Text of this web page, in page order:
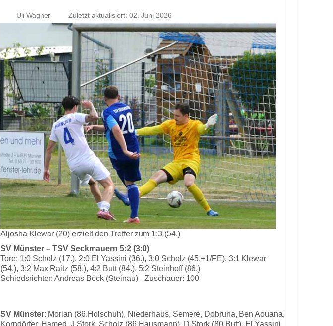
Uli Wagner Zuletzt aktualisiert: 02. Juni 2026
Aljosha Klewar (20) erzielt den Treffer zum 1:3 (54.)
SV Münster – TSV Seckmauern 5:2 (3:0)
Tore: 1:0 Scholz (17.), 2:0 El Yassini (36.), 3:0 Scholz (45.+1/FE), 3:1 Klewar
(54.), 3:2 Max Raitz (58.), 4:2 Butt (84.), 5:2 Steinhoff (86.)
Schiedsrichter: Andreas Böck (Steinau) - Zuschauer: 100
SV Münster: Morian (86.Holschuh), Niederhaus, Semere, Dobruna, Ben Aouana,
Korndörfer, Hamed, J.Stork, Scholz (86.Hausmann), D.Stork (80.Butt), El Yassini